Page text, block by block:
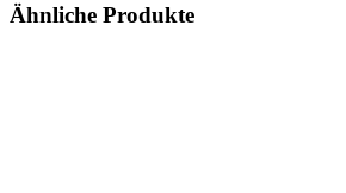
Ähnliche Produkte